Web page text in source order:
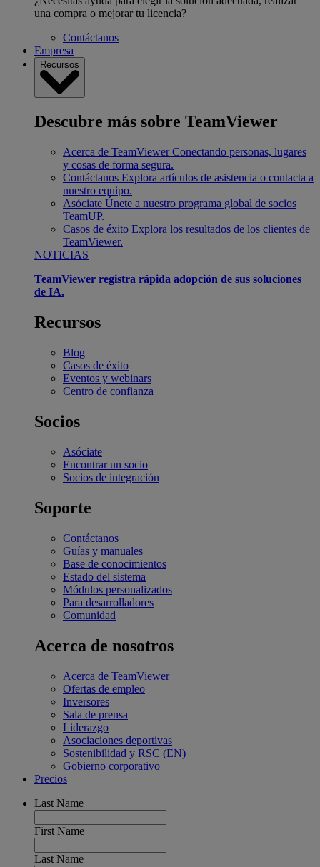
una compra o mejorar tu licencia?
Contáctanos
Empresa
Recursos
Descubre más sobre TeamViewer
Acerca de TeamViewer Conectando personas, lugares
y cosas de forma segura.
Contáctanos Explora artículos de asistencia o contacta a
nuestro equipo.
Asóciate Únete a nuestro programa global de socios
TeamUP.
Casos de éxito Explora los resultados de los clientes de
TeamViewer.
NOTICIAS
TeamViewer registra rápida adopción de sus soluciones
de IA.
Recursos
Blog
Casos de éxito
Eventos y webinars
Centro de confianza
Socios
Asóciate
Encontrar un socio
Socios de integración
Soporte
Contáctanos
Guías y manuales
Base de conocimientos
Estado del sistema
Módulos personalizados
Para desarrolladores
Comunidad
Acerca de nosotros
Acerca de TeamViewer
Ofertas de empleo
Inversores
Sala de prensa
Liderazgo
Asociaciones deportivas
Sostenibilidad y RSC (EN)
Gobierno corporativo
Precios
Last Name
First Name
Last Name